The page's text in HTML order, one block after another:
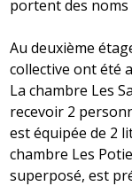
portent des noms
Au deuxième
collective ont été
La chambre Les
recevoir 2
est équipée de 2
chambre Les
superposé, est